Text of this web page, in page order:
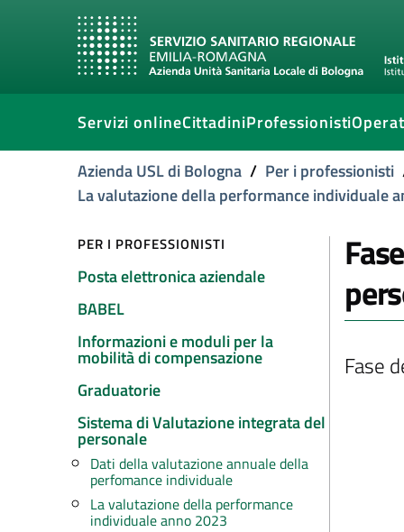
Servizi onlineCittadiniProfessionisti
Azienda USL di Bologna / Per i professionisti
La valutazione della performance individuale
PER I PROFESSIONISTI
Posta elettronica aziendale
BABEL
Informazioni e moduli per la
mobilità di compensazione
Graduatorie
Sistema di Valutazione integrata del
personale
Dati della valutazione annuale della
perfomance individuale
La valutazione della performance
individuale anno 2023
Fase